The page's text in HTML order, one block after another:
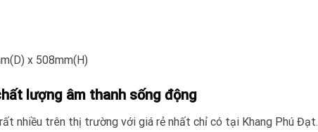
x 508mm(H)
lượng âm thanh sống động
nhiều trên thị trường với giá rẻ nhất chỉ có tại Khang Phú Đạt.